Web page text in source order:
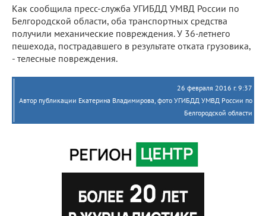
Как сообщила пресс-служба УГИБДД УМВД России по
Белгородской области, оба транспортных средства
получили механические повреждения. У 36-летнего
пешехода, пострадавшего в результате отката грузовика,
- телесные повреждения.
26 февраля 2016 г. 9:37
Автор публикации Екатерина Владимирова, фото УГИБДД УМВД России по
Белгородской области